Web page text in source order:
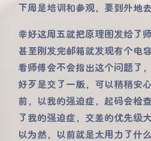
下周是培训和参观，要到外地
幸好这周五就把原理图发给了
甚至刚发完邮箱就发现有个电
看师傅会不会指出这个问题了
好歹是交了一版，可以稍稍安
前，以我的强迫症，起码会检
了我的强迫症，交差的优先级
以为然，以前就是太用力了什